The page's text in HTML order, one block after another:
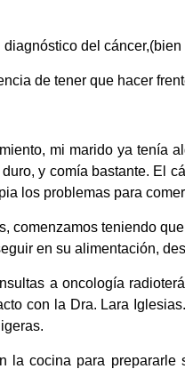
del
de tener que hacer
mi marido ya tenía
y comía bastante. El
los problemas para
comenzamos teniendo
en su alimentación,
a oncología
con la Dra. Lara
la cocina para